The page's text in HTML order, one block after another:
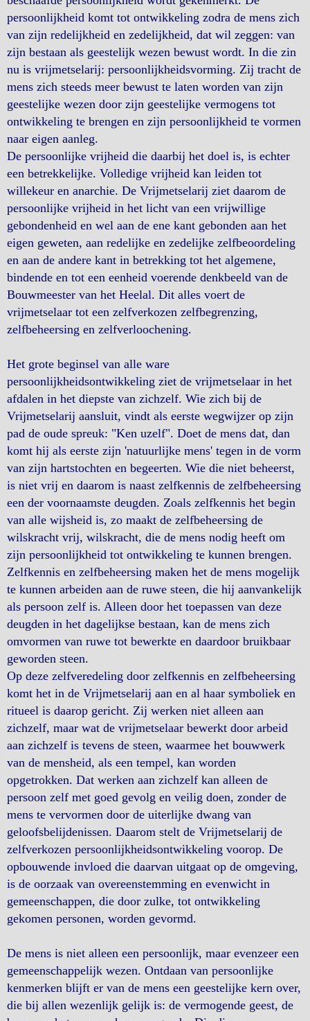
persoonlijkheid komt tot ontwikkeling zodra de mens zich
van zijn redelijkheid en zedelijkheid, dat wil zeggen: van
zijn bestaan als geestelijk wezen bewust wordt. In die zin
nu is vrijmetselarij: persoonlijkheidsvorming. Zij tracht de
mens zich steeds meer bewust te laten worden van zijn
geestelijke wezen door zijn geestelijke vermogens tot
ontwikkeling te brengen en zijn persoonlijkheid te vormen
naar eigen aanleg.
De persoonlijke vrijheid die daarbij het doel is, is echter
een betrekkelijke. Volledige vrijheid kan leiden tot
willekeur en anarchie. De Vrijmetselarij ziet daarom de
persoonlijke vrijheid in het licht van een vrijwillige
gebondenheid en wel aan de ene kant gebonden aan het
eigen geweten, aan redelijke en zedelijke zelfbeoordeling
en aan de andere kant in betrekking tot het algemene,
bindende en tot een eenheid voerende denkbeeld van de
Bouwmeester van het Heelal. Dit alles voert de
vrijmetselaar tot een zelfverkozen zelfbegrenzing,
zelfbeheersing en zelfverloochening.
Het grote beginsel van alle ware
persoonlijkheidsontwikkeling ziet de vrijmetselaar in het
afdalen in het diepste van zichzelf. Wie zich bij de
Vrijmetselarij aansluit, vindt als eerste wegwijzer op zijn
pad de oude spreuk: "Ken uzelf". Doet de mens dat, dan
komt hij als eerste zijn 'natuurlijke mens' tegen in de vorm
van zijn hartstochten en begeerten. Wie die niet beheerst,
is niet vrij en daarom is naast zelfkennis de zelfbeheersing
een der voornaamste deugden. Zoals zelfkennis het begin
van alle wijsheid is, zo maakt de zelfbeheersing de
wilskracht vrij, wilskracht, die de mens nodig heeft om
zijn persoonlijkheid tot ontwikkeling te kunnen brengen.
Zelfkennis en zelfbeheersing maken het de mens mogelijk
te kunnen arbeiden aan de ruwe steen, die hij aanvankelijk
als persoon zelf is. Alleen door het toepassen van deze
deugden in het dagelijkse bestaan, kan de mens zich
omvormen van ruwe tot bewerkte en daardoor bruikbaar
geworden steen.
Op deze zelfveredeling door zelfkennis en zelfbeheersing
komt het in de Vrijmetselarij aan en al haar symboliek en
ritueel is daarop gericht. Zij werken niet alleen aan
zichzelf, maar wat de vrijmetselaar bewerkt door arbeid
aan zichzelf is tevens de steen, waarmee het bouwwerk
van de mensheid, als een tempel, kan worden
opgetrokken. Dat werken aan zichzelf kan alleen de
persoon zelf met goed gevolg en veilig doen, zonder de
mens te vervormen door de uiterlijke dwang van
geloofsbelijdenissen. Daarom stelt de Vrijmetselarij de
zelfverkozen persoonlijkheidsontwikkeling voorop. De
opbouwende invloed die daarvan uitgaat op de omgeving,
is de oorzaak van overeenstemming en evenwicht in
gemeenschappen, die door zulke, tot ontwikkeling
gekomen personen, worden gevormd.
De mens is niet alleen een persoonlijk, maar evenzeer een
gemeenschappelijk wezen. Ontdaan van persoonlijke
kenmerken blijft er van de mens een geestelijke kern over,
die bij allen wezenlijk gelijk is: de vermogende geest, de